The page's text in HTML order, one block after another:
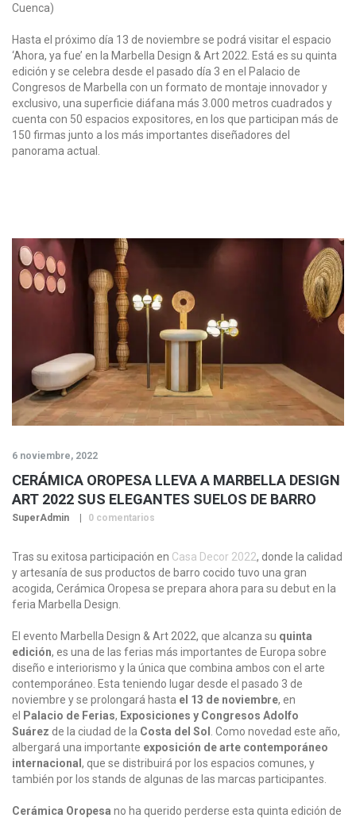
Cuenca)
Hasta el próximo día 13 de noviembre se podrá visitar el espacio
‘Ahora, ya fue’ en la Marbella Design & Art 2022. Está es su quinta
edición y se celebra desde el pasado día 3 en el Palacio de
Congresos de Marbella con un formato de montaje innovador y
exclusivo, una superficie diáfana más 3.000 metros cuadrados y
cuenta con 50 espacios expositores, en los que participan más de
150 firmas junto a los más importantes diseñadores del
panorama actual.
6 noviembre, 2022
CERÁMICA OROPESA LLEVA A MARBELLA DESIGN
ART 2022 SUS ELEGANTES SUELOS DE BARRO
SuperAdmin 0 comentarios
Tras su exitosa participación en Casa Decor 2022, donde la calidad
y artesanía de sus productos de barro cocido tuvo una gran
acogida, Cerámica Oropesa se prepara ahora para su debut en la
feria Marbella Design.
El evento Marbella Design & Art 2022, que alcanza su quinta
edición, es una de las ferias más importantes de Europa sobre
diseño e interiorismo y la única que combina ambos con el arte
contemporáneo. Esta teniendo lugar desde el pasado 3 de
noviembre y se prolongará hasta el 13 de noviembre, en
el
Palacio de Ferias, Exposiciones y Congresos Adolfo
Suárez de la ciudad de la Costa del Sol
. Como novedad este año,
albergará una importante exposición de arte contemporáneo
internacional , que se distribuirá por los espacios comunes, y
también por los stands de algunas de las marcas participantes.
Cerámica Oropesa no ha querido perderse esta quinta edición de